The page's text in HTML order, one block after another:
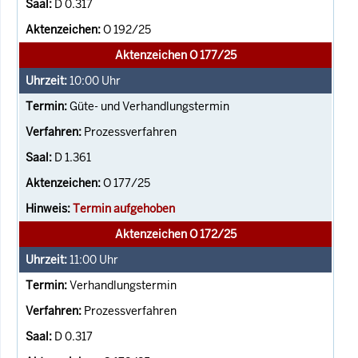
D 0.317
O 192/25
Aktenzeichen O 177/25
10:00 Uhr
Güte- und Verhandlungstermin
Prozessverfahren
D 1.361
O 177/25
Termin aufgehoben
Aktenzeichen O 172/25
11:00 Uhr
Verhandlungstermin
Prozessverfahren
D 0.317